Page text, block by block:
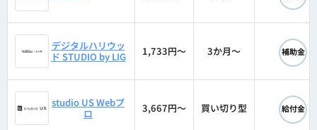
デジタルハリウッ
ド STUDIO by LIG
1,733円〜 3か月〜 ◯
補助金
studio US Webプ
ロ
3,667円〜 買い切り型 ◯
給付金